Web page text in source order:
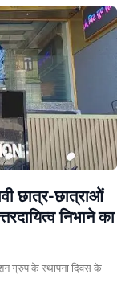
छात्र-छात्राओं
निभाने का
ग्रुप के स्थापना दिवस के